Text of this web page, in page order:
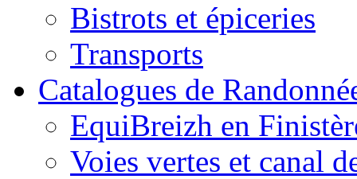
Bistrots et épiceries
Transports
Catalogues de
EquiBreizh en
Voies vertes et canal